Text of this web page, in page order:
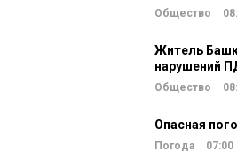
Общество
Житель
нарушений
Общество
Опасная
Погода 07:00